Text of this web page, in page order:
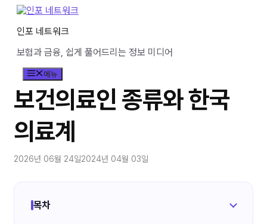
인포 네트워크
보험과 금융, 쉽게 풀어드리는 정보 미디어
메뉴
보건의료인 종류와 한국
의료계
2026년 06월 24일2024년 04월 03일
목차